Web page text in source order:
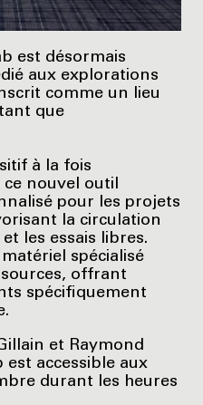
est désormais
aux explorations
comme un lieu
que
à la fois
nouvel outil
pour les projets
la circulation
les essais libres.
spécialisé
offrant
spécifiquement
et Raymond
est accessible aux
durant les heures